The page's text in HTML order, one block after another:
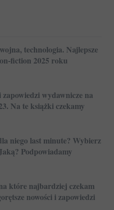
technologia. Najlepsze
fiction 2025 roku
zapowiedzi wydawnicze na
Na te książki czekamy
niego last minute? Wybierz
Podpowiadamy
które najbardziej czekam
nowości i zapowiedzi